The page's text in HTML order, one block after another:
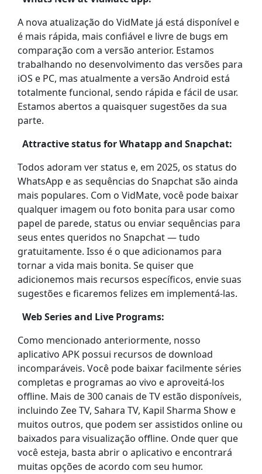
A nova atualização do VidMate já está disponível e
é mais rápida, mais confiável e livre de bugs em
comparação com a versão anterior. Estamos
trabalhando no desenvolvimento das versões para
iOS e PC, mas atualmente a versão Android está
totalmente funcional, sendo rápida e fácil de usar.
Estamos abertos a quaisquer sugestões da sua
parte.
Attractive status for Whatapp and Snapchat:
Todos adoram ver status e, em 2025, os status do
WhatsApp e as sequências do Snapchat são ainda
mais populares. Com o VidMate, você pode baixar
qualquer imagem ou foto bonita para usar como
papel de parede, status ou enviar sequências para
seus entes queridos no Snapchat — tudo
gratuitamente. Isso é o que adicionamos para
tornar a vida mais bonita. Se quiser que
adicionemos mais recursos específicos, envie suas
sugestões e ficaremos felizes em implementá-las.
Web Series and Live Programs:
Como mencionado anteriormente, nosso
aplicativo APK possui recursos de download
incomparáveis. Você pode baixar facilmente séries
completas e programas ao vivo e aproveitá-los
offline. Mais de 300 canais de TV estão disponíveis,
incluindo Zee TV, Sahara TV, Kapil Sharma Show e
muitos outros, que podem ser assistidos online ou
baixados para visualização offline. Onde quer que
você esteja, basta abrir o aplicativo e encontrará
muitas opções de acordo com seu humor.